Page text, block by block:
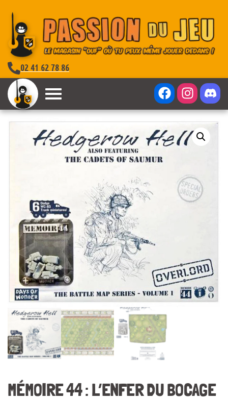
02 41 62 78 86
MÉMOIRE 44 : L’ENFER DU BOCAGE